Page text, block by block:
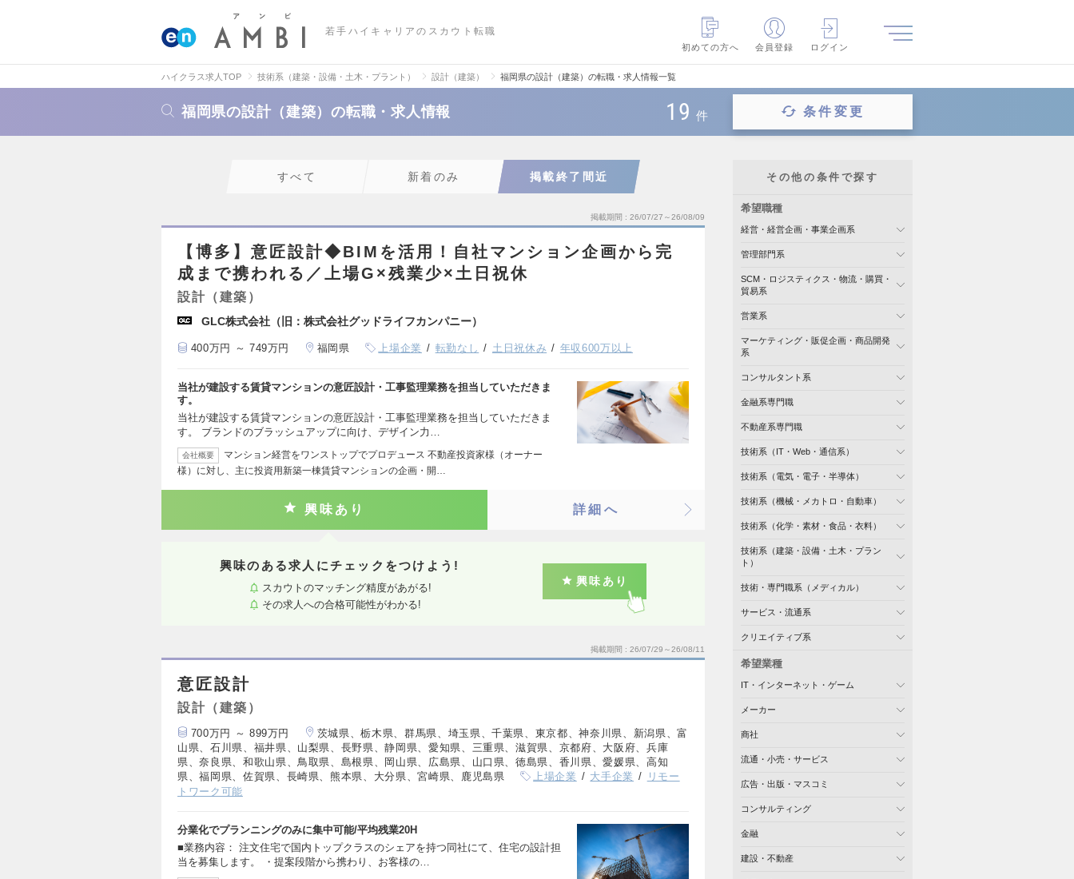
若手ハイキャリアのスカウト転職
初めての方へ
会員登録 ログイン
ハイクラス求人TOP 技術系（建築・設備・土木・プラント） 設計（建築） 福岡県の設計（建築）の転職・求人情報一覧
福岡県の設計（建築）の転職・求人情報 19 件 条件変更
すべて 新着のみ 掲載終了間近
掲載期間 26/07/27～26/08/09
【博多】意匠設計◆BIMを活用！自社マンション企画から完
成まで携われる／上場G×残業少×土日祝休
設計（建築）
GLC株式会社（旧：株式会社グッドライフカンパニー）
400万円 ～ 749万円 福岡県 上場企業 転勤なし 土日祝休み 年収600万以上
当社が建設する賃貸マンションの意匠設計・工事監理業務を担当していただきま
す。
当社が建設する賃貸マンションの意匠設計・工事監理業務を担当していただきま
す。 ブランドのブラッシュアップに向け、デザイン力…
会社概要
マンション経営をワンストップでプロデュース 不動産投資家様（オーナー
様）に対し、主に投資用新築一棟賃貸マンションの企画・開…
興味あり 詳細へ
興味のある求人にチェックをつけよう!
スカウトのマッチング精度があがる!
その求人への合格可能性がわかる!
興味あり
掲載期間 26/07/29～26/08/11
意匠設計
設計（建築）
700万円 ～ 899万円
茨城県、栃木県、群馬県、埼玉県、千葉県、東京都、神奈川県、新潟県、富
山県、石川県、福井県、山梨県、長野県、静岡県、愛知県、三重県、滋賀県、京都府、大阪府、兵庫
県、奈良県、和歌山県、鳥取県、島根県、岡山県、広島県、山口県、徳島県、香川県、愛媛県、高知
県、福岡県、佐賀県、長崎県、熊本県、大分県、宮崎県、鹿児島県
上場企業 大手企業
リモー
トワーク可能
分業化でプランニングのみに集中可能/平均残業20H
■業務内容： 注文住宅で国内トップクラスのシェアを持つ同社にて、住宅の設計担
当を募集します。 ・提案段階から携わり、お客様の…
その他の条件で探す
希望職種
経営・経営企画・事業企画系
管理部門系
SCM・ロジスティクス・物流・購買・
貿易系
営業系
マーケティング・販促企画・商品開発
系
コンサルタント系
金融系専門職
不動産系専門職
技術系（IT・Web・通信系）
技術系（電気・電子・半導体）
技術系（機械・メカトロ・自動車）
技術系（化学・素材・食品・衣料）
技術系（建築・設備・土木・プラン
ト）
技術・専門職系（メディカル）
サービス・流通系
クリエイティブ系
希望業種
IT・インターネット・ゲーム
メーカー
商社
流通・小売・サービス
広告・出版・マスコミ
コンサルティング
金融
建設・不動産